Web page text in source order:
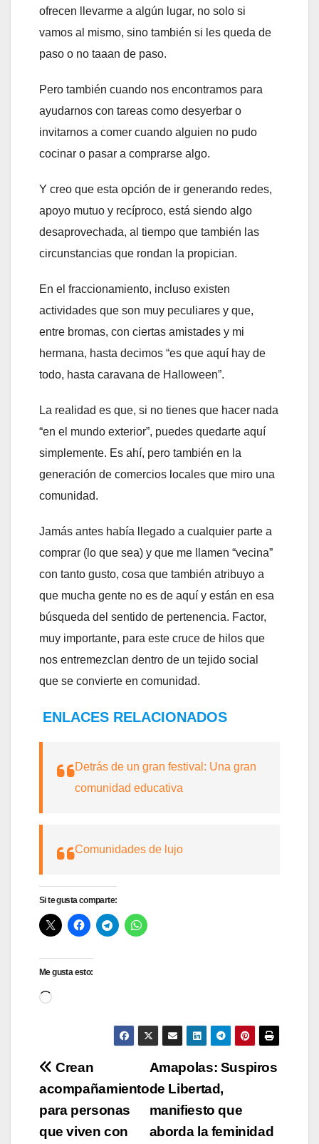
ofrecen llevarme a algún lugar, no solo si
vamos al mismo, sino también si les queda de
paso o no taaan de paso.
Pero también cuando nos encontramos para
ayudarnos con tareas como desyerbar o
invitarnos a comer cuando alguien no pudo
cocinar o pasar a comprarse algo.
Y creo que esta opción de ir generando redes,
apoyo mutuo y recíproco, está siendo algo
desaprovechada, al tiempo que también las
circunstancias que rondan la propician.
En el fraccionamiento, incluso existen
actividades que son muy peculiares y que,
entre bromas, con ciertas amistades y mi
hermana, hasta decimos “es que aquí hay de
todo, hasta caravana de Halloween”.
La realidad es que, si no tienes que hacer nada
“en el mundo exterior”, puedes quedarte aquí
simplemente. Es ahí, pero también en la
generación de comercios locales que miro una
comunidad.
Jamás antes había llegado a cualquier parte a
comprar (lo que sea) y que me llamen “vecina”
con tanto gusto, cosa que también atribuyo a
que mucha gente no es de aquí y están en esa
búsqueda del sentido de pertenencia. Factor,
muy importante, para este cruce de hilos que
nos entremezclan dentro de un tejido social
que se convierte en comunidad.
ENLACES RELACIONADOS
Detrás de un gran festival: Una gran
comunidad educativa
Comunidades de lujo
Si te gusta comparte:
Me gusta esto:
Cargando...
Navegación
de
entradas
Amapolas: Suspiros
de Libertad,
manifiesto que
aborda la feminidad
Crean
acompañamiento
para personas
que viven con